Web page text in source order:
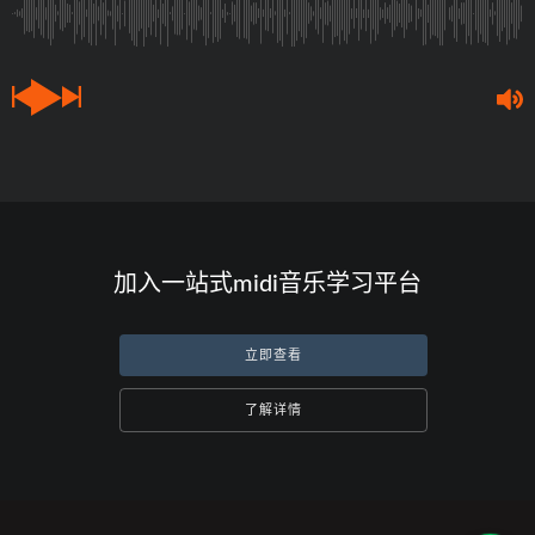
加入一站式midi音乐学习平台
立即查看
了解详情